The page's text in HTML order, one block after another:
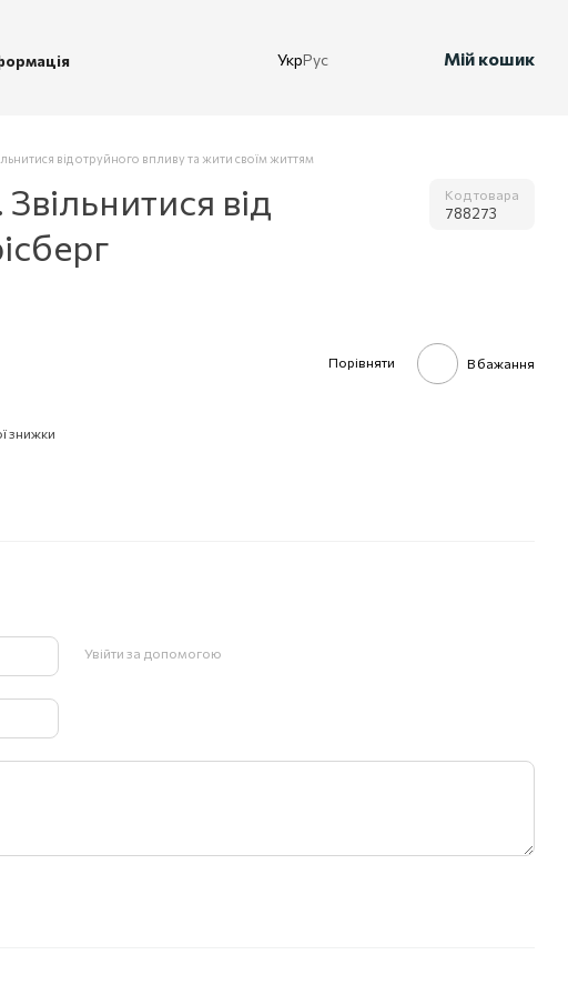
УкрРус Мій кошик
від отруйного впливу та жити своїм життям
від
Код товара
788273
Порівняти В бажання
знижки
Увійти за допомогою